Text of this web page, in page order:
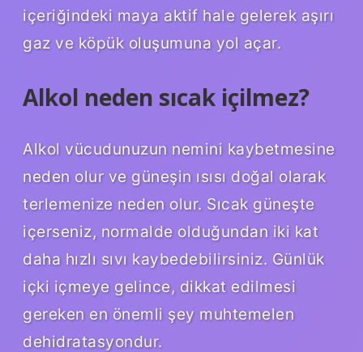
içeriğindeki maya aktif hale gelerek aşırı
gaz ve köpük oluşumuna yol açar.
Alkol neden sıcak içilmez?
Alkol vücudunuzun nemini kaybetmesine
neden olur ve güneşin ısısı doğal olarak
terlemenize neden olur. Sıcak güneşte
içerseniz, normalde olduğundan iki kat
daha hızlı sıvı kaybedebilirsiniz. Günlük
içki içmeye gelince, dikkat edilmesi
gereken en önemli şey muhtemelen
dehidratasyondur.